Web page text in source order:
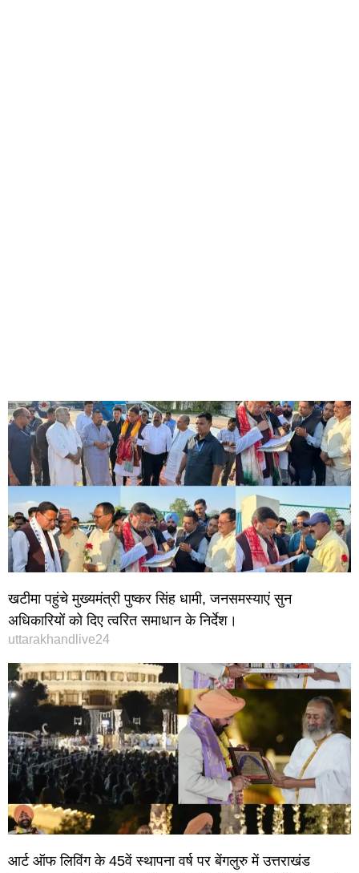
खटीमा पहुंचे मुख्यमंत्री पुष्कर सिंह धामी, जनसमस्याएं सुन
अधिकारियों को दिए त्वरित समाधान के निर्देश।
uttarakhandlive24
आर्ट ऑफ लिविंग के 45वें स्थापना वर्ष पर बेंगलुरु में उत्तराखंड